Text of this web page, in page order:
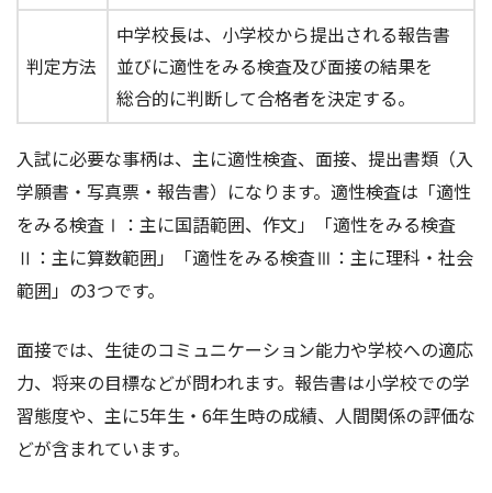
判定方法
中学校長は、小学校から提出される報告書
並びに適性をみる検査及び面接の結果を
総合的に判断して合格者を決定する。
入試に必要な事柄は、主に適性検査、面接、提出書類（入
学願書・写真票・報告書）になります。適性検査は「適性
をみる検査Ⅰ：主に国語範囲、作文」「適性をみる検査
Ⅱ：主に算数範囲」「適性をみる検査Ⅲ：主に理科・社会
範囲」の3つです。
面接では、生徒のコミュニケーション能力や学校への適応
力、将来の目標などが問われます。報告書は小学校での学
習態度や、主に5年生・6年生時の成績、人間関係の評価な
どが含まれています。